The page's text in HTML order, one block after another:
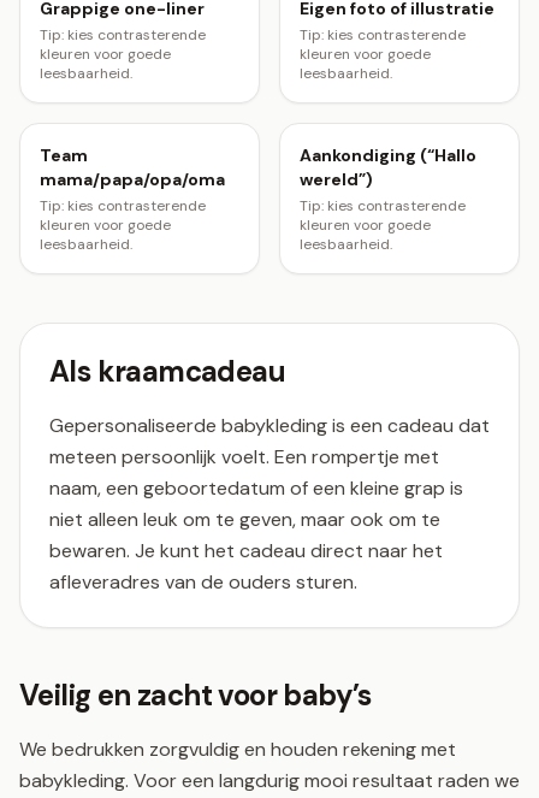
Grappige one-liner
Tip: kies contrasterende
kleuren voor goede
leesbaarheid.
Eigen foto of illustratie
Tip: kies contrasterende
kleuren voor goede
leesbaarheid.
Team
mama/papa/opa/oma
Tip: kies contrasterende
kleuren voor goede
leesbaarheid.
Aankondiging (“Hallo
wereld”)
Tip: kies contrasterende
kleuren voor goede
leesbaarheid.
Als kraamcadeau
Gepersonaliseerde babykleding is een cadeau dat
meteen persoonlijk voelt. Een rompertje met
naam, een geboortedatum of een kleine grap is
niet alleen leuk om te geven, maar ook om te
bewaren. Je kunt het cadeau direct naar het
afleveradres van de ouders sturen.
Veilig en zacht voor baby’s
We bedrukken zorgvuldig en houden rekening met
babykleding. Voor een langdurig mooi resultaat raden we